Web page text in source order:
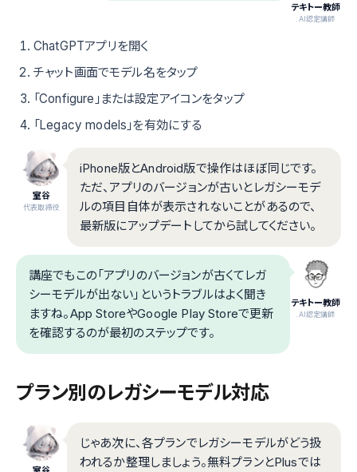
テキトー教師
.AI認定講師
ChatGPTアプリを開く
チャット画面でモデル名をタップ
「Configure」または設定アイコンをタップ
「Legacy models」を有効にする
室谷
代表取締役
iPhone版とAndroid版で操作はほぼ同じです。
ただ、アプリのバージョンが古いとレガシーモデ
ルの項目自体が表示されないことがあるので、
最新版にアップデートしてから試してください。
テキトー教師
.AI認定講師
講座でもこの「アプリのバージョンが古くてレガ
シーモデルが出ない」というトラブルはよく聞き
ますね。App StoreやGoogle Play Storeで更新
を確認するのが最初のステップです。
プラン別のレガシーモデル対応
じゃあ次に、各プランでレガシーモデルがどう扱
われるか整理しましょう。無料プランとPlusでは